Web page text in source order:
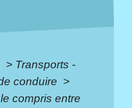
> Transports -
conduire >
compris entre